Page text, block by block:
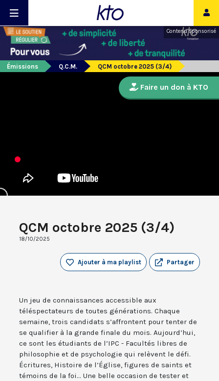
Contenu sponsorisé
Émissions Q.C.M. QCM octobre 2025 (3/4)
QCM octobre 2025 (3/4)
18/10/2025
Partager
Ajouter à ma playlist
Un jeu de connaissances accessible aux
téléspectateurs de toutes générations. Chaque
semaine, trois candidats s’affrontent pour tenter de
se qualifier à la grande finale du mois. Aujourd’hui,
ce sont les étudiants de l’IPC - Facultés libres de
philosophie et de psychologie qui relèvent le défi.
Écritures, Histoire de l’Église, figures de saints et
témoins de la foi... Une belle occasion de tester et
Faire un don à KTO